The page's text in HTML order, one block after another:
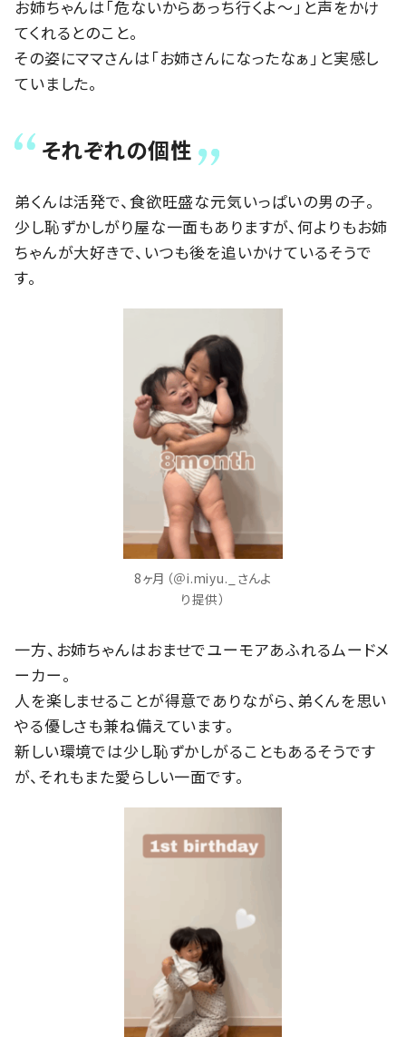
お姉ちゃんは「危ないからあっち行くよ〜」と声をかけ
てくれるとのこと。
その姿にママさんは「お姉さんになったなぁ」と実感し
ていました。
それぞれの個性
弟くんは活発で、食欲旺盛な元気いっぱいの男の子。
少し恥ずかしがり屋な一面もありますが、何よりもお姉
ちゃんが大好きで、いつも後を追いかけているそうで
す。
8ヶ月（＠i.miyu._さんよ
り提供）
一方、お姉ちゃんはおませでユーモアあふれるムードメ
ーカー。
人を楽しませることが得意でありながら、弟くんを思い
やる優しさも兼ね備えています。
新しい環境では少し恥ずかしがることもあるそうです
が、それもまた愛らしい一面です。